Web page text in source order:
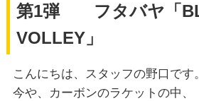
第1弾 フタバヤ「
VOLLEY」
こんにちは、スタッフの野口です。
今や、カーボンのラケットの中、